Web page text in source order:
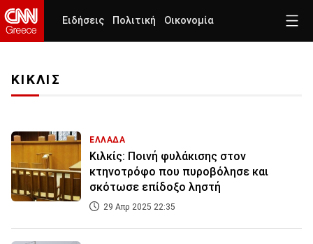
Ειδήσεις Πολιτική Οικονομία
ΚΙΚΛΙΣ
ΕΛΛΑΔΑ
Κιλκίς: Ποινή φυλάκισης στον
κτηνοτρόφο που πυροβόλησε και
σκότωσε επίδοξο ληστή
29 Απρ 2025 22:35